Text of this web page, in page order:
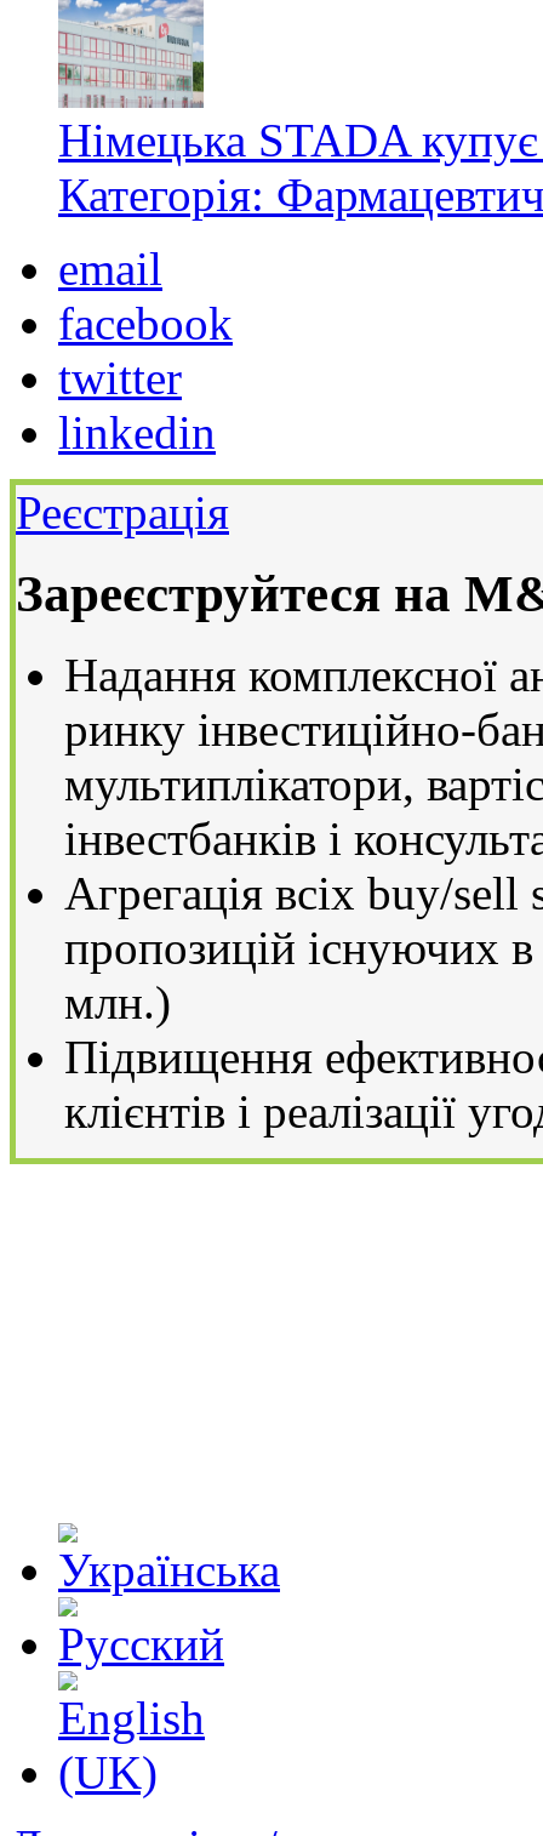
Німецька STADA
Категорія:
email
facebook
twitter
linkedin
Реєстрація
Зареєструйтеся на
Надання комплексної
ринку інвестиційно-
мультиплікатори,
інвестбанків і
Агрегація всіх buy/sell
пропозицій існуючих
млн.)
Підвищення
клієнтів і реалізації